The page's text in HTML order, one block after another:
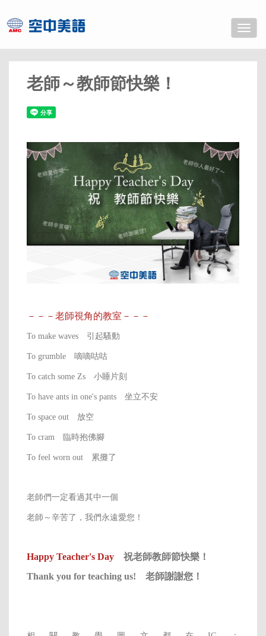
Toggle
老師～教師節快樂！
－－－老師視角的教室－－－
To make waves 引起騷動
To grumble 嘀嘀咕咕
To catch some Zs 小睡片刻
To have ants in one's pants 坐立不安
To space out 放空
To cram 臨時抱佛腳
To feel worn out 累攤了
老師們一定看過其中一個
老師～辛苦了，我們永遠愛您！
Happy Teacher's Day 祝老師教師節快樂！
Thank you for teaching us! 老師謝謝您！